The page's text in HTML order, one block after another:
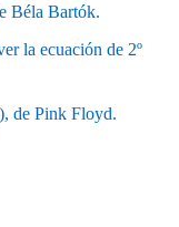
Béla Bartók.
la ecuación de 2º
de Pink Floyd.